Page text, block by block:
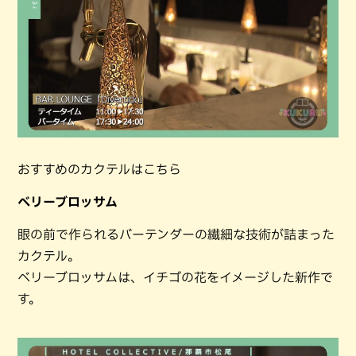
おすすめのカクテルはこちら
ベリーブロッサム
眼の前で作られるバーテンダーの繊細な技術が詰まった
カクテル。
ベリーブロッサムは、イチゴの花をイメージした新作で
す。